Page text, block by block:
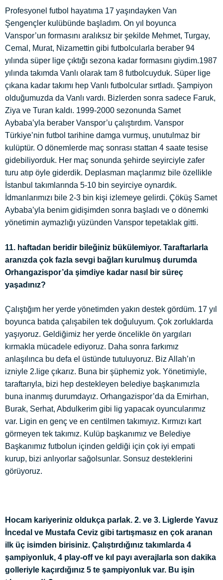
Profesyonel futbol hayatıma 17 yaşındayken Van
Şengençler kulübünde başladım. On yıl boyunca
Vanspor’un formasını aralıksız bir şekilde Mehmet, Turgay,
Cemal, Murat, Nizamettin gibi futbolcularla beraber 94
yılında süper lige çıktığı sezona kadar formasını giydim.1987
yılında takımda Vanlı olarak tam 8 futbolcuyduk. Süper lige
çıkana kadar takımı hep Vanlı futbolcular sırtladı. Şampiyon
olduğumuzda da Vanlı vardı. Bizlerden sonra sadece Faruk,
Ziya ve Turan kaldı. 1999-2000 sezonunda Samet
Aybaba’yla beraber Vanspor’u çalıştırdım. Vanspor
Türkiye’nin futbol tarihine damga vurmuş, unutulmaz bir
kulüptür. O dönemlerde maç sonrası stattan 4 saate tesise
gidebiliyorduk. Her maç sonunda şehirde seyirciyle zafer
turu atıp öyle giderdik. Deplasman maçlarımız bile özellikle
İstanbul takımlarında 5-10 bin seyirciye oynardık.
İdmanlarımızı bile 2-3 bin kişi izlemeye gelirdi. Çöküş Samet
Aybaba’yla benim gidişimden sonra başladı ve o dönemki
yönetimin aymazlığı yüzünden Vanspor tepetaklak gitti.
11. haftadan beridir bileğiniz bükülemiyor. Taraftarlarla
aranızda çok fazla sevgi bağları kurulmuş durumda
Orhangazispor’da şimdiye kadar nasıl bir süreç
yaşadınız?
Çalıştığım her yerde yönetimden yakın destek gördüm. 17 yıl
boyunca batıda çalışabilen tek doğuluyum. Çok zorluklarda
yaşıyoruz. Geldiğimiz her yerde öncelikle ön yargıları
kırmakla mücadele ediyoruz. Daha sonra farkımız
anlaşılınca bu defa el üstünde tutuluyoruz. Biz Allah’ın
izniyle 2.lige çıkarız. Buna bir şüphemiz yok. Yönetimiyle,
taraftarıyla, bizi hep destekleyen belediye başkanımızla
buna inanmış durumdayız. Orhangazispor’da da Emirhan,
Burak, Serhat, Abdulkerim gibi lig yapacak oyuncularımız
var. Ligin en genç ve en centilmen takımıyız. Kırmızı kart
görmeyen tek takımız. Kulüp başkanımız ve Belediye
Başkanımız futbolun içinden geldiği için çok iyi empati
kurup, bizi anlıyorlar sağolsunlar. Sonsuz desteklerini
görüyoruz.
Hocam kariyeriniz oldukça parlak. 2. ve 3. Liglerde Yavuz
İncedal ve Mustafa Ceviz gibi tartışmasız en çok aranan
ilk üç isimden birisiniz. Çalıştırdığınız takımlarda 4
şampiyonluk, 4 play-off ve kıl payı averajlarla son dakika
golleriyle kaçırdığınız 5 te şampiyonluk var. Bu işin